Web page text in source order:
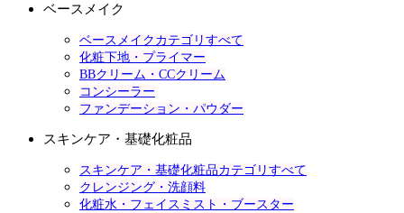
ベースメイク
ベースメイクカテゴリすべて
化粧下地・プライマー
BBクリーム・CCクリーム
コンシーラー
ファンデーション・パウダー
スキンケア・基礎化粧品
スキンケア・基礎化粧品カテゴリすべて
クレンジング・洗顔料
化粧水・フェイスミスト・ブースター